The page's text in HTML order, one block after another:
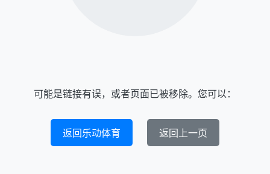
可能是链接有误，或者页面已被移除。您可以：
返回乐动体育 返回上一页